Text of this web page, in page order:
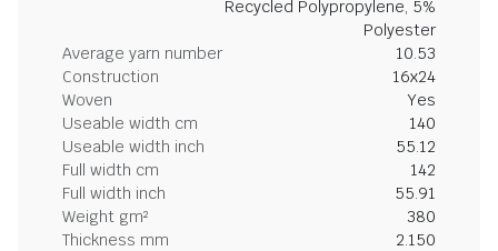
Recycled Polypropylene, 5%
Polyester
Average yarn number
10.53
Construction
16x24
Woven
Yes
Useable width cm
140
Useable width inch
55.12
Full width cm
142
Full width inch
55.91
Weight gm²
380
Thickness mm
2.150